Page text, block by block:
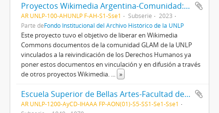
Proyectos Wikimedia Argentina-Comunidad: Archivos Abiertos es un derecho 2023
AR UNLP-100-AHUNLP F-AH-S1-Sse1 Subserie
2023
Parte deFondo Institucional del Archivo Histórico de la UNLP
Este proyecto tuvo el objetivo de liberar en Wikimedia
Commons documentos de la comunidad GLAM de la UNLP
vinculados a la reivindicación de los Derechos Humanos ya
poner estos documentos en vinculación y en difusión a través
de otros proyectos Wikimedia. ... »
Escuela Superior de Bellas Artes-Facultad de Bellas Artes
AR UNLP-1200-AyCD-IHAAA FP-AON(01)-S5-SS1-Se1-Sse1